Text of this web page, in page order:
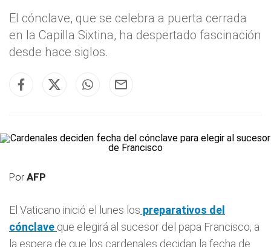
El cónclave, que se celebra a puerta cerrada
en la Capilla Sixtina, ha despertado fascinación
desde hace siglos.
PorAFP
El Vaticano inició el lunes los preparativos del
cónclave que elegirá al sucesor del papa Francisco, a
la espera de que los cardenales decidan la fecha de